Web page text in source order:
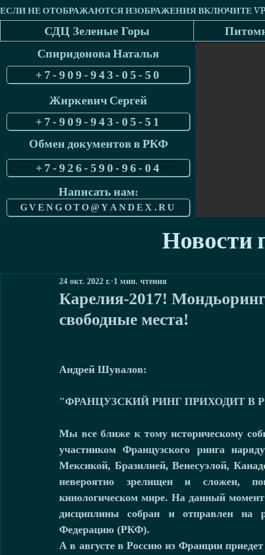
СДЦ Зеленые Горы
Спиридонова Наталья
+7-909-943-05-50
Жиркевич Сергей
+7-909-943-05-51
Обмен документов в РКФ
+7-926-590-96-04
Написать нам:
GVENGOTO@YANDEX.RU
Новости
Карелия-2017!
свободные места!
24 окт. 2022 г. 1 мин. чтения
Андрей Шувалов:
"ФРАНЦУЗСКИЙ РИНГ ПРИХОДИТ В
Мы все ближе к тому историческому
участником Французского ринга
Мексикой, Бразилией, Венесуэлой,
невероятно зрелищен и сложен,
кинологическом мире. На данный
дисциплины собран и отправлен на
Федерацию (РКФ).
А в августе в Россию из Франции